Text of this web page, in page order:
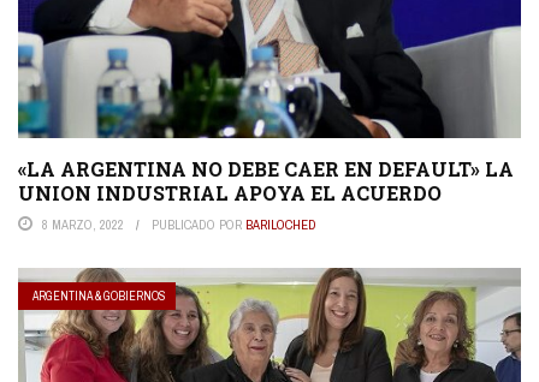
«LA ARGENTINA NO DEBE CAER EN DEFAULT» LA
UNION INDUSTRIAL APOYA EL ACUERDO
8 MARZO, 2022 PUBLICADO POR BARILOCHED
ARGENTINA & GOBIERNOS